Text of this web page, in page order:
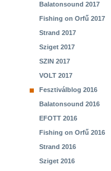
Balatonsound 2017
Fishing on Orfű 2017
Strand 2017
Sziget 2017
SZIN 2017
VOLT 2017
Fesztiválblog 2016
Balatonsound 2016
EFOTT 2016
Fishing on Orfű 2016
Strand 2016
Sziget 2016